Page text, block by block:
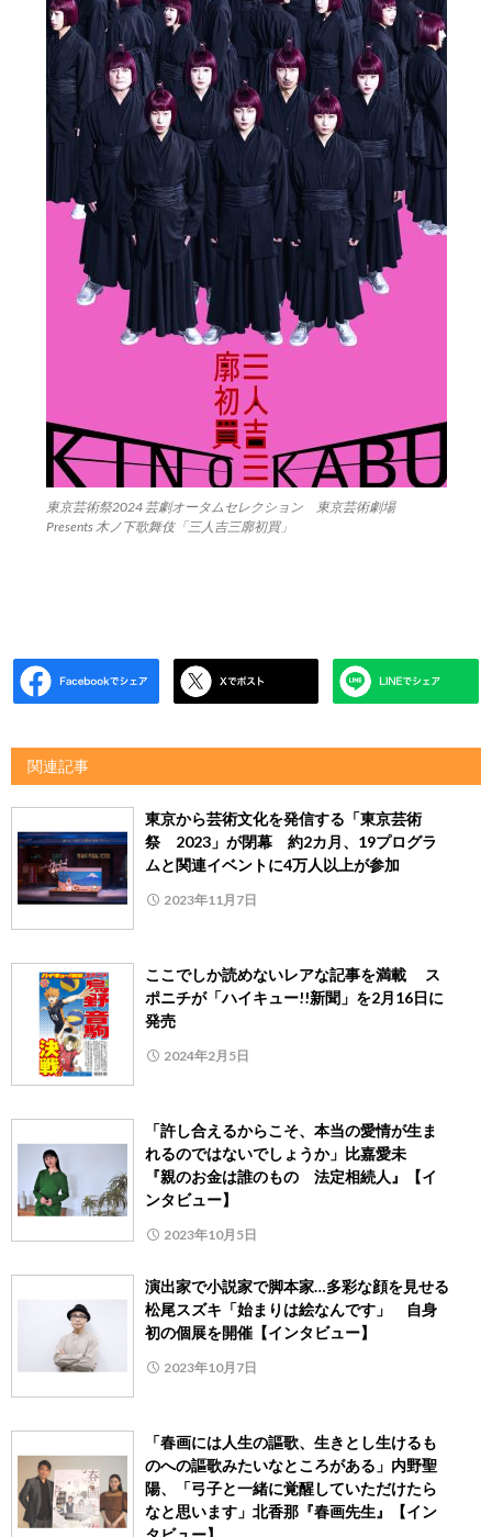
東京芸術祭2024 芸劇オータムセレクション 東京芸術劇場
Presents 木ノ下歌舞伎「三人吉三廓初買」
関連記事
東京から芸術文化を発信する「東京芸術
祭 2023」が閉幕 約2カ月、19プログラ
ムと関連イベントに4万人以上が参加
2023年11月7日
ここでしか読めないレアな記事を満載 ス
ポニチが「ハイキュー!!新聞」を2月16日に
発売
2024年2月5日
「許し合えるからこそ、本当の愛情が生ま
れるのではないでしょうか」比嘉愛未
『親のお金は誰のもの 法定相続人』【イ
ンタビュー】
2023年10月5日
演出家で小説家で脚本家…多彩な顔を見せる
松尾スズキ「始まりは絵なんです」 自身
初の個展を開催【インタビュー】
2023年10月7日
「春画には人生の謳歌、生きとし生けるも
のへの謳歌みたいなところがある」内野聖
陽、「弓子と一緒に覚醒していただけたら
なと思います」北香那『春画先生』【イン